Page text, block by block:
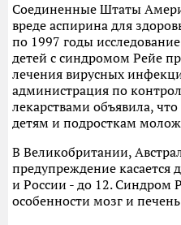
Соединенные Штаты
вреде аспирина для
по 1997 годы
детей с синдромом Рейе
лечения вирусных
администрация по
лекарствами объявила,
детям и подросткам
В Великобритании,
предупреждение касается
и России - до 12. Синдром
особенности мозг и